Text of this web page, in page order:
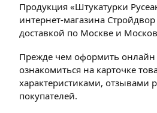
Продукция «Штукатурки
интернет-магазина
доставкой по Москве и
Прежде чем оформить онлайн
ознакомиться на карточке
характеристиками, отзывами
покупателей.